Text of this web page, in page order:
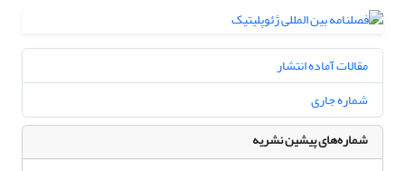
مقالات آماده انتشار
شماره جاری
شماره‌های پیشین نشریه